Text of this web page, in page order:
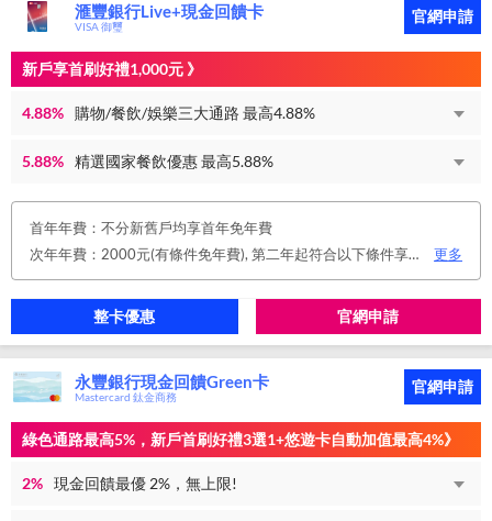
滙豐銀行Live+現金回饋卡
VISA 御璽
官網申請
新戶享首刷好禮1,000元 》
4.88% 購物/餐飲/娛樂三大通路 最高4.88%
5.88% 精選國家餐飲優惠 最高5.88%
首年年費：不分新舊戶均享首年免年費
次年年費：2000元(有條件免年費), 第二年起符合以下條件享年費優惠辦法 • 使用非紙本帳單(電子帳單或行動帳單)終身免年費 • 前一年消費滿 8 萬或 12 次享次年免年費
更多
整卡優惠 官網申請
永豐銀行現金回饋Green卡
Mastercard 鈦金商務
官網申請
綠色通路最高5%，新戶首刷好禮3選1+悠遊卡自動加值最高4%》
2% 現金回饋最優 2%，無上限!